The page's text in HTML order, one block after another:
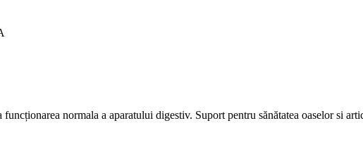
normala a aparatului digestiv. Suport pentru sănătatea oaselor si